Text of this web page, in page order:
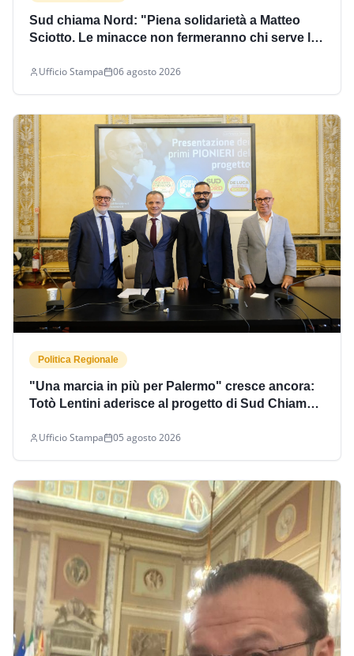
Sud chiama Nord: "Piena solidarietà a Matteo
Sciotto. Le minacce non fermeranno chi serve le
Ufficio Stampa
06 agosto 2026
Politica Regionale
"Una marcia in più per Palermo" cresce ancora:
Totò Lentini aderisce al progetto di Sud Chiama
Marco Forzese
Ufficio Stampa 05 agosto 2026